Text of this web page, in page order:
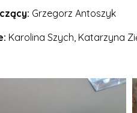
Grzegorz Antoszyk
Karolina Szych, Katarzyna